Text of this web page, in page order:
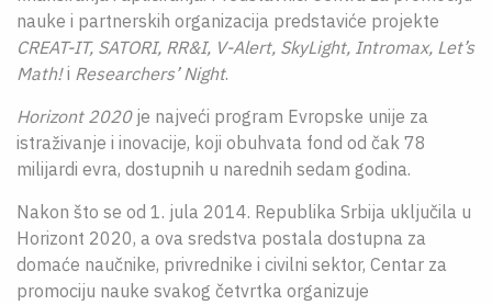
nauke i partnerskih organizacija predstaviće projekte
CREAT-IT, SATORI, RR&I, V-Alert, SkyLight, Intromax, Let’s
Math!i Researchers’ Night.
Horizont 2020je najveći program Evropske unije za
istraživanje i inovacije, koji obuhvata fond od čak 78
milijardi evra, dostupnih u narednih sedam godina.
Nakon što se od 1. jula 2014. Republika Srbija uključila u
Horizont 2020, a ova sredstva postala dostupna za
domaće naučnike, privrednike i civilni sektor, Centar za
promociju nauke svakog četvrtka organizuje